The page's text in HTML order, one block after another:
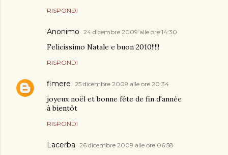
RISPONDI
Anonimo 24 dicembre 2009 alle ore 14:30
Felicissimo Natale e buon 2010!!!!!
RISPONDI
fimere 25 dicembre 2009 alle ore 20:34
joyeux noël et bonne fête de fin d'année
à bientôt
RISPONDI
Lacerba 26 dicembre 2009 alle ore 06:58